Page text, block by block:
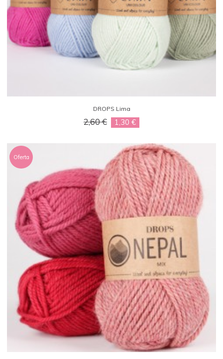
DROPS Lima
2,60 € 1,30 €
Oferta